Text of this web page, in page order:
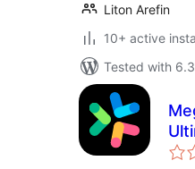
Liton Arefin
10+ active
Tested with